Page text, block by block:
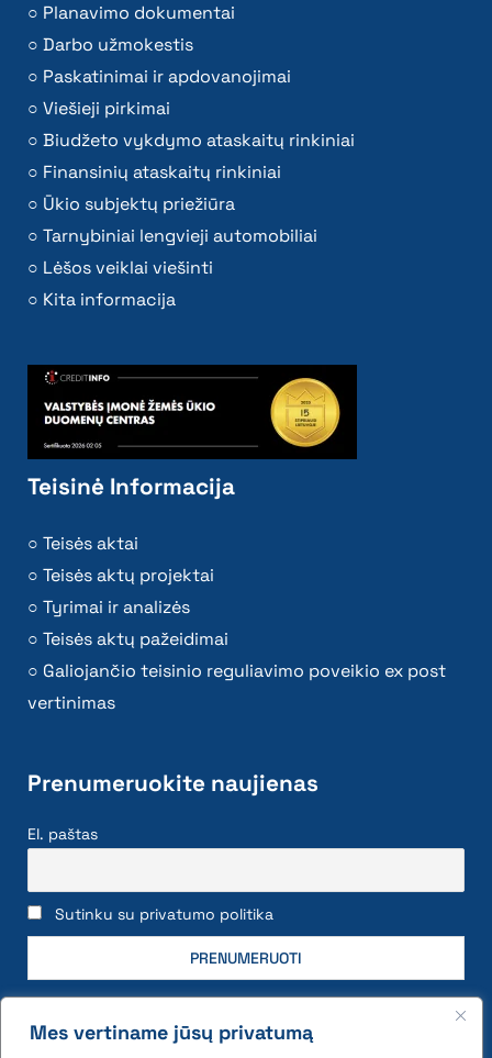
Mes vertiname jūsų privatumą
Planavimo dokumentai
Darbo užmokestis
Paskatinimai ir apdovanojimai
Viešieji pirkimai
Biudžeto vykdymo ataskaitų rinkiniai
Finansinių ataskaitų rinkiniai
Ūkio subjektų priežiūra
Tarnybiniai lengvieji automobiliai
Lėšos veiklai viešinti
Kita informacija
Teisinė Informacija
Teisės aktai
Teisės aktų projektai
Tyrimai ir analizės
Teisės aktų pažeidimai
Galiojančio teisinio reguliavimo poveikio ex post
vertinimas
Prenumeruokite naujienas
El. paštas
Sutinku su privatumo politika